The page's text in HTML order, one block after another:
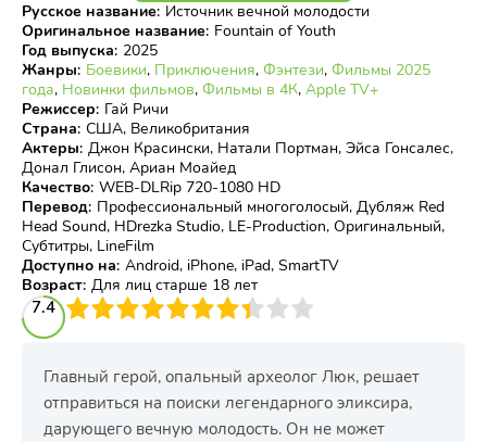
Русское название: Источник вечной молодости
Оригинальное название: Fountain of Youth
Год выпуска: 2025
Жанры: Боевики, Приключения, Фэнтези, Фильмы 2025
года, Новинки фильмов, Фильмы в 4К, Apple TV+
Режиссер: Гай Ричи
Страна: США, Великобритания
Актеры: Джон Красински, Натали Портман, Эйса Гонсалес,
Донал Глисон, Ариан Моайед
Качество: WEB-DLRip 720-1080 HD
Перевод: Профессиональный многоголосый, Дубляж Red
Head Sound, HDrezka Studio, LE-Production, Оригинальный,
Субтитры, LineFilm
Доступно на: Android, iPhone, iPad, SmartTV
Возраст: Для лиц старше 18 лет
7.4
4 5 6 7 8 9 10
Главный герой, опальный археолог Люк, решает
отправиться на поиски легендарного эликсира,
дарующего вечную молодость. Он не может